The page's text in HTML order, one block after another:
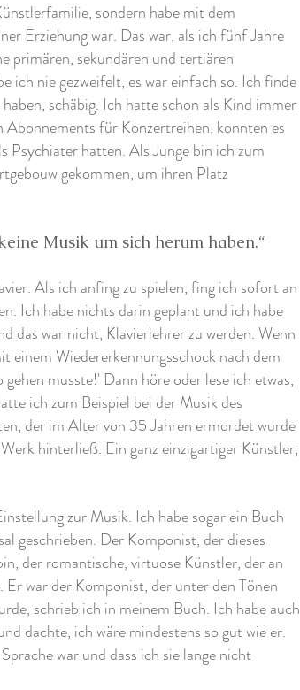
sondern habe mit dem
Erziehung war. Das war, als ich fünf Jahre
primären, sekundären und tertiären
ich nie gezweifelt, es war einfach so. Ich finde
schäbig. Ich hatte schon als Kind immer
für Konzertreihen, konnten es
Psychiater hatten. Als Junge bin ich zum
gekommen, um ihren Platz
Musik um sich herum haben.“
Als ich anfing zu spielen, fing ich sofort an
Ich habe nichts darin geplant und ich habe
das war nicht, Klavierlehrer zu werden. Wenn
einem Wiedererkennungsschock nach dem
musste!' Dann höre oder lese ich etwas,
ich zum Beispiel bei der Musik des
der im Alter von 35 Jahren ermordet wurde
hinterließ. Ein ganz einzigartiger Künstler,
zur Musik. Ich habe sogar ein Buch
geschrieben. Der Komponist, der dieses
der romantische, virtuose Künstler, der an
war der Komponist, der unter den Tönen
schrieb ich in meinem Buch. Ich habe auch
dachte, ich wäre mindestens so gut wie er.
war und dass ich sie lange nicht